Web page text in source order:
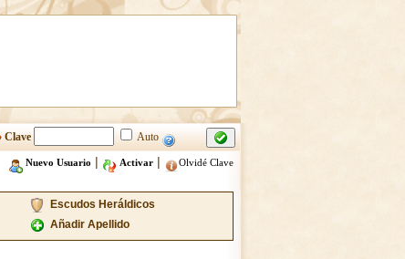
Clave Auto
Nuevo Usuario | Activar| Olvidé Clave
Escudos Heráldicos
Añadir Apellido